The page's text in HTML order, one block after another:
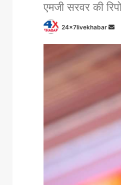
एमजी सरवर की
24x7livekhabar